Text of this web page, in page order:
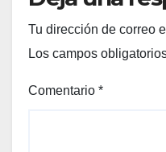
Tu dirección de correo
Los campos
Comentario *